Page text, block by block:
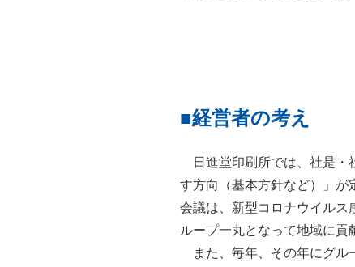
■経営者の考え
日進堂印刷所では、社是・
す方向（基本方針など）」が
会議は、新型コロナウイルス
ループ一丸となって地域に貢
また、毎年、その年にグル